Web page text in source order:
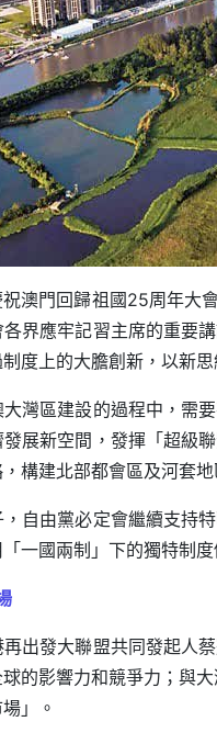
祝澳門回歸祖國25周年
界應牢記習主席的重要
度上的大膽創新，以新
灣區建設的過程中，需
展新空間，發揮「超級
構建北部都會區及河套地
自由黨必定會繼續支持
一國兩制」下的獨特制
出發大聯盟共同發起人
的影響力和競爭力；與
」。